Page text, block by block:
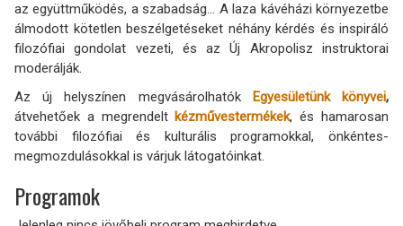
az együttműködés, a szabadság... A laza kávéházi környezetbe
álmodott kötetlen beszélgetéseket néhány kérdés és inspiráló
filozófiai gondolat vezeti, és az Új Akropolisz instruktorai
moderálják.
Az új helyszínen megvásárolhatók
Egyesületünk könyvei,
átvehetőek a megrendelt kézművestermékek, és hamarosan
további filozófiai és kulturális programokkal, önkéntes-
megmozdulásokkal is várjuk látogatóinkat.
Programok